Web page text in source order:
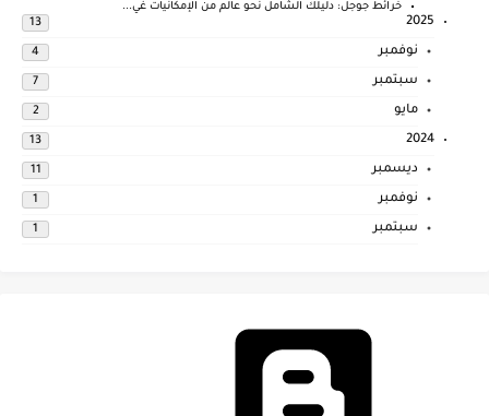
خرائط جوجل: دليلك الشامل نحو عالم من الإمكانيات غي...
2025
13
نوفمبر 4
سبتمبر 7
مايو 2
2024
13
ديسمبر 11
نوفمبر 1
سبتمبر 1